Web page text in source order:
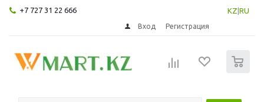
+7 727 31 22 666 KZ RU
Вход Регистрация